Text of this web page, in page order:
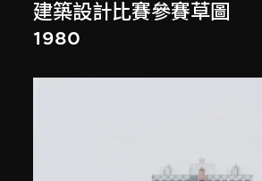
建築設計比賽參賽草圖
1980